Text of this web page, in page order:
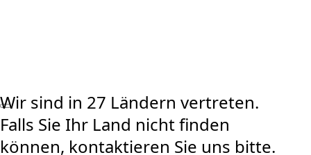
Wir sind in 27 Ländern vertreten.
Falls Sie Ihr Land nicht finden
können, kontaktieren Sie uns bitte.